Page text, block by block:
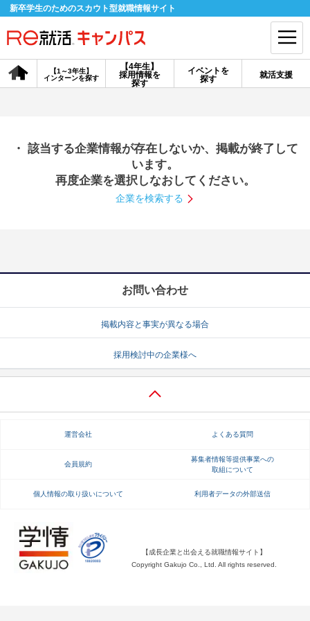
新卒学生のためのスカウト型就職情報サイト
【4年生】
採用情報を
探す
【1～3年生】
インターンを探す
イベントを
探す
就活支援
会員登録 ログイン
探す
【4年生】
説明会を探す
就活ノウハウ・サポート
就活ノウハウが満載！ お役立ち記事・相談室など
就活ニュースペーパー よくある質問
不明点があればこちら
・ 該当する企業情報が存在しないか、掲載が終了して
います。
再度企業を選択しなおしてください。
企業を検索する
お問い合わせ
掲載内容と事実が異なる場合
採用検討中の企業様へ
運営会社 よくある質問
会員規約
募集者情報等提供事業への
取組について
個人情報の取り扱いについて 利用者データの外部送信
【成長企業と出会える就職情報サイト】
Copyright Gakujo Co., Ltd. All rights reserved.